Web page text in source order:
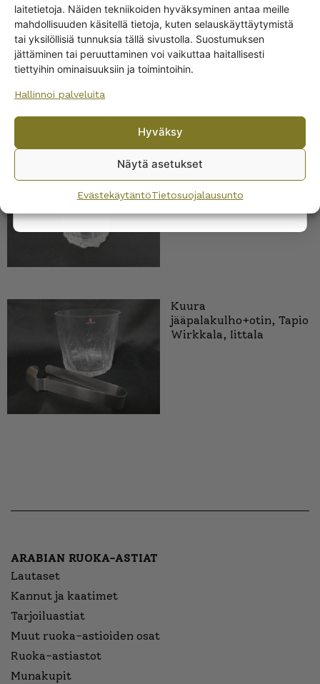
laitetietoja. Näiden tekniikoiden hyväksyminen antaa meille
mahdollisuuden käsitellä tietoja, kuten selauskäyttäytymistä
tai yksilöllisiä tunnuksia tällä sivustolla. Suostumuksen
jättäminen tai peruuttaminen voi vaikuttaa haitallisesti
tiettyihin ominaisuuksiin ja toimintoihin.
Hallinnoi palveluita
Hyväksy
Näytä asetukset
EvästekäytäntöTietosuojalausunto
Iittala Kuura olutlasi 30
cl
22,00
Kuura
jääpalakulho+otin, Tapio
Wirkkala, Iittala
ARABIAN RUOKA-ASTIAT
Lautaset
Kannut ja kaatimet
Tarjoiluastiat
Muut ruoka-astioiden osat
Ruoka-astiastot
Munakupit
Get -5%
off?
Yes! I want the discount
privacy policy.